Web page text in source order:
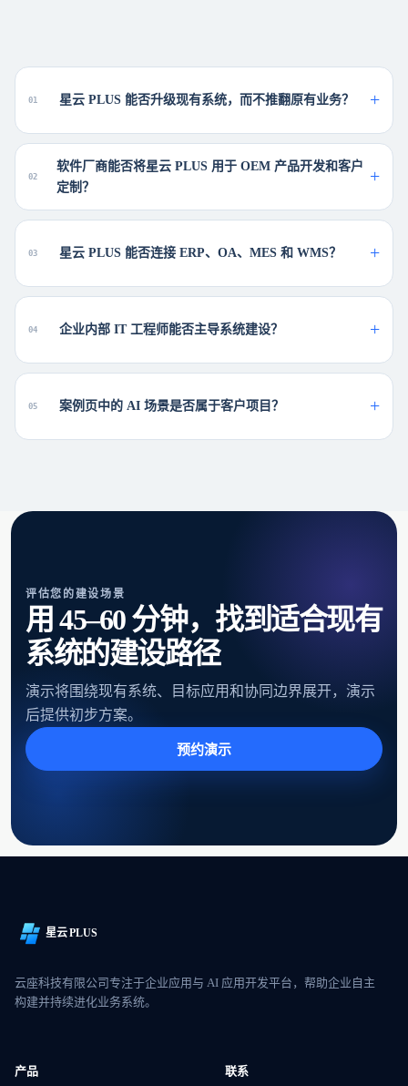
01 星云 PLUS 能否升级现有系统，而不推翻原有业务？
02
软件厂商能否将星云 PLUS 用于 OEM 产品开发和客户
定制？
03 星云 PLUS 能否连接 ERP、OA、MES 和 WMS？
04 企业内部 IT 工程师能否主导系统建设？
05 案例页中的 AI 场景是否属于客户项目？
评估您的建设场景
用 45–60 分钟，找到适合现有
系统的建设路径
演示将围绕现有系统、目标应用和协同边界展开，演示
后提供初步方案。
预约演示
星云 PLUS
云座科技有限公司专注于企业应用与 AI 应用开发平台，帮助企业自主
构建并持续进化业务系统。
产品 联系